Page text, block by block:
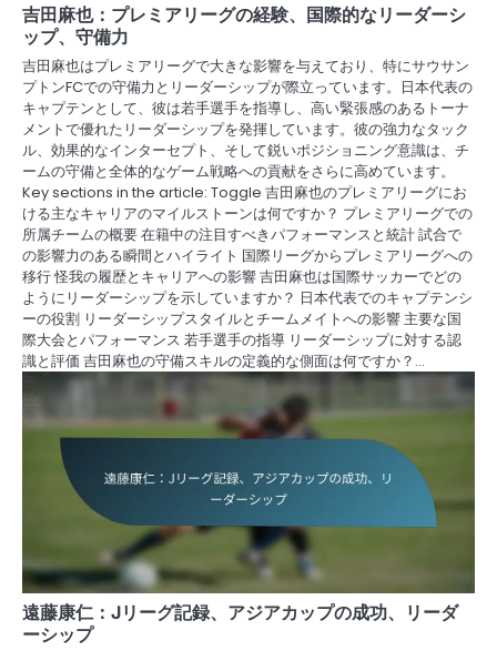
吉田麻也：プレミアリーグの経験、国際的なリーダーシ
ップ、守備力
吉田麻也はプレミアリーグで大きな影響を与えており、特にサウサン
プトンFCでの守備力とリーダーシップが際立っています。日本代表の
キャプテンとして、彼は若手選手を指導し、高い緊張感のあるトーナ
メントで優れたリーダーシップを発揮しています。彼の強力なタック
ル、効果的なインターセプト、そして鋭いポジショニング意識は、チ
ームの守備と全体的なゲーム戦略への貢献をさらに高めています。
Key sections in the article: Toggle 吉田麻也のプレミアリーグにお
ける主なキャリアのマイルストーンは何ですか？ プレミアリーグでの
所属チームの概要 在籍中の注目すべきパフォーマンスと統計 試合で
の影響力のある瞬間とハイライト 国際リーグからプレミアリーグへの
移行 怪我の履歴とキャリアへの影響 吉田麻也は国際サッカーでどの
ようにリーダーシップを示していますか？ 日本代表でのキャプテンシ
ーの役割 リーダーシップスタイルとチームメイトへの影響 主要な国
際大会とパフォーマンス 若手選手の指導 リーダーシップに対する認
識と評価 吉田麻也の守備スキルの定義的な側面は何ですか？…
遠藤康仁：Jリーグ記録、アジアカップの成功、リーダ
ーシップ